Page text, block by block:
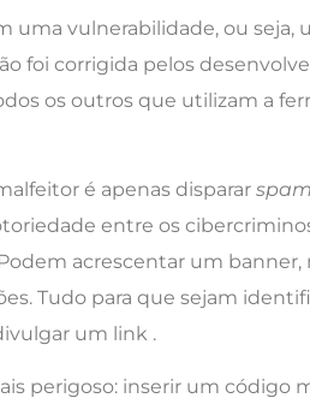
uma vulnerabilidade, ou seja,
foi corrigida pelos
os outros que utilizam a
é apenas disparar spam
entre os
acrescentar um banner,
Tudo para que sejam
um link .
perigoso: inserir um código